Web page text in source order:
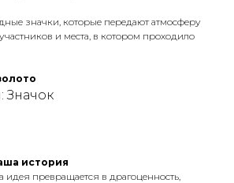
значки, которые передают атмосферу
и места, в котором проходило
Значок
история
идея превращается в драгоценность,